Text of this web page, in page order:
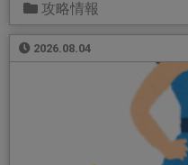
攻略情報
2026.08.04